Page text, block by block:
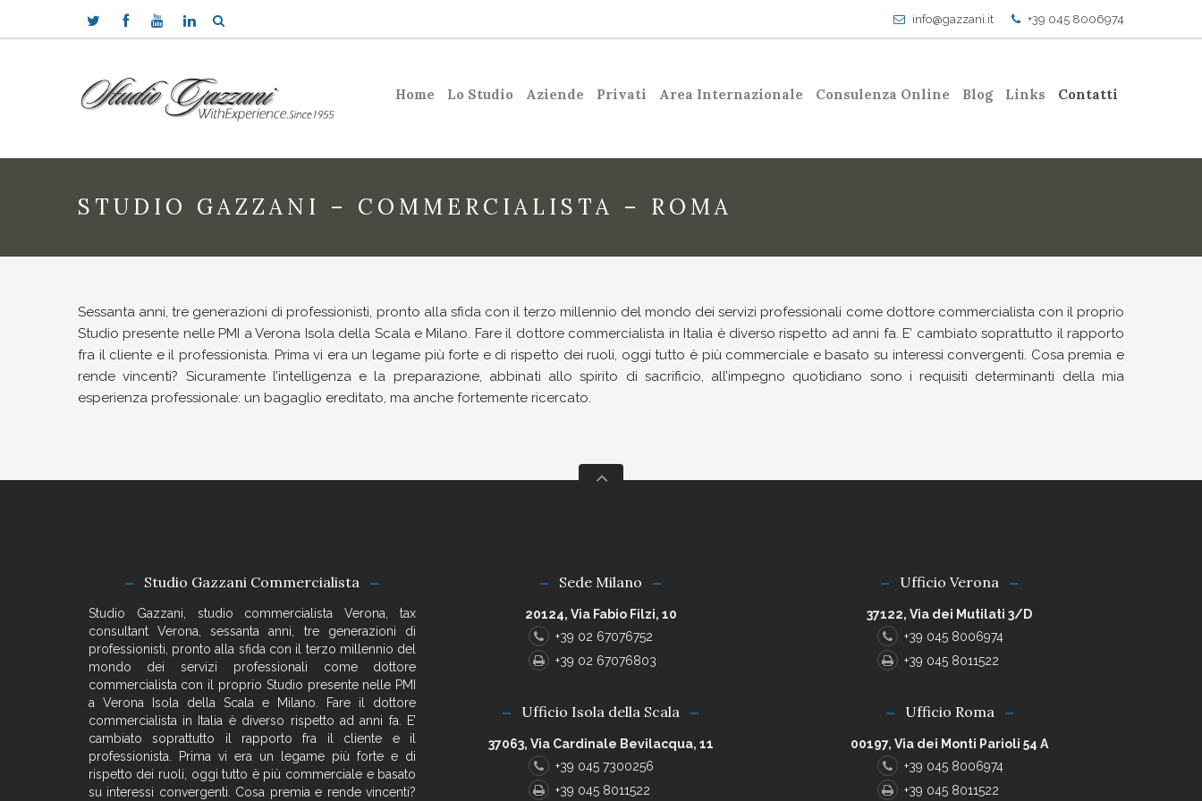
info@gazzani.it +39 045 8006974
Home Lo Studio Aziende Privati Area Internazionale Consulenza Online Blog Links Contatti
STUDIO GAZZANI – COMMERCIALISTA – ROMA
Sessanta anni, tre generazioni di professionisti, pronto alla sfida con il terzo millennio del mondo dei servizi professionali come dottore commercialista con il proprio
Studio presente nelle PMI a Verona Isola della Scala e Milano. Fare il dottore commercialista in Italia è diverso rispetto ad anni fa. E’ cambiato soprattutto il rapporto
fra il cliente e il professionista. Prima vi era un legame più forte e di rispetto dei ruoli, oggi tutto è più commerciale e basato su interessi convergenti. Cosa premia e
rende vincenti? Sicuramente l’intelligenza e la preparazione, abbinati allo spirito di sacrificio, all’impegno quotidiano sono i requisiti determinanti della mia
esperienza professionale: un bagaglio ereditato, ma anche fortemente ricercato.
Studio Gazzani Commercialista
Studio Gazzani, studio commercialista Verona, tax
consultant Verona, sessanta anni, tre generazioni di
professionisti, pronto alla sfida con il terzo millennio del
mondo dei servizi professionali come dottore
commercialista con il proprio Studio presente nelle PMI
a Verona Isola della Scala e Milano. Fare il dottore
commercialista in Italia è diverso rispetto ad anni fa. E’
cambiato soprattutto il rapporto fra il cliente e il
professionista. Prima vi era un legame più forte e di
rispetto dei ruoli, oggi tutto è più commerciale e basato
su interessi convergenti. Cosa premia e rende vincenti?
Sede Milano
20124, Via Fabio Filzi, 10
+39 02 67076752
+39 02 67076803
Ufficio Verona
37122, Via dei Mutilati 3/D
+39 045 8006974
+39 045 8011522
Ufficio Isola della Scala
37063, Via Cardinale Bevilacqua, 11
+39 045 7300256
+39 045 8011522
Ufficio Roma
00197, Via dei Monti Parioli 54 A
+39 045 8006974
+39 045 8011522